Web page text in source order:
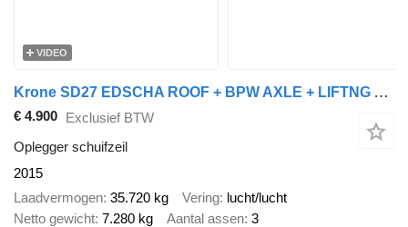
VIDEO
Krone SD27 EDSCHA ROOF + BPW AXLE + LIFTNG AXLE + CODE XL EDSCHA ROOF
€ 4.900 Exclusief BTW
Oplegger schuifzeil
2015
Laadvermogen 35.720 kg Vering lucht/lucht
Netto gewicht 7.280 kg Aantal assen 3